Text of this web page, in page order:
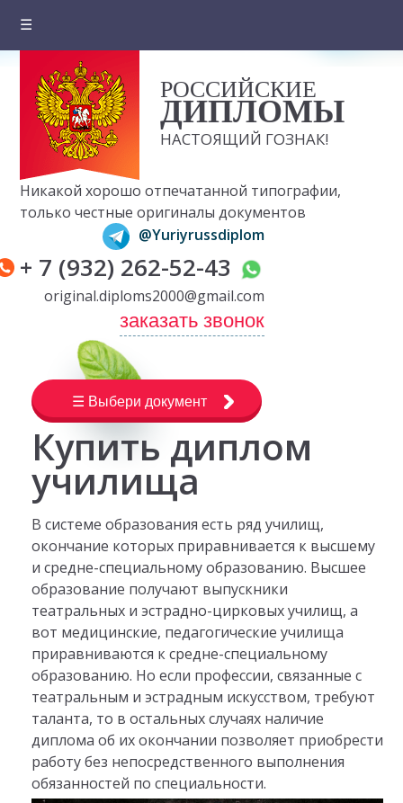
☰
О компании
Цены на документы
Вопросы и ответы
Отзывы клиентов
Оплата и доставка
Контакты
РОССИЙСКИЕ
ДИПЛОМЫ
НАСТОЯЩИЙ ГОЗНАК!
Никакой хорошо отпечатанной типографии,
только честные оригиналы документов
@Yuriyrussdiplom
+ 7 (932) 262-52-43
original.diploms2000@gmail.com
заказать звонок
☰ Выбери документ
Купить диплом
училища
В системе образования есть ряд училищ,
окончание которых приравнивается к высшему
и средне-специальному образованию. Высшее
образование получают выпускники
театральных и эстрадно-цирковых училищ, а
вот медицинские, педагогические училища
приравниваются к средне-специальному
образованию. Но если профессии, связанные с
театральным и эстрадным искусством, требуют
таланта, то в остальных случаях наличие
диплома об их окончании позволяет приобрести
работу без непосредственного выполнения
обязанностей по специальности.